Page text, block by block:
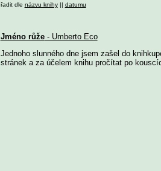
řadit dle názvu knihy|| datumu
Jméno růže- Umberto Eco
Jednoho slunného dne jsem zašel do
stránek a za účelem knihu pročítat po